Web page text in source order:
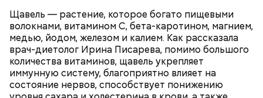
Щавель — растение, которое богато пищевыми
волокнами, витамином С, бета-каротином, магнием,
медью, йодом, железом и калием. Как рассказала
врач-диетолог Ирина Писарева, помимо большого
количества витаминов, щавель укрепляет
иммунную систему, благоприятно влияет на
состояние нервов, способствует понижению